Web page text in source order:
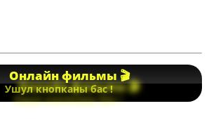
Онлайн фильмы 🎬
Ушул кнопканы бас !